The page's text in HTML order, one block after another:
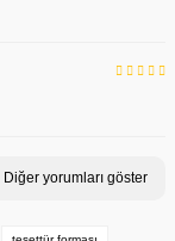
Diğer yorumları göster